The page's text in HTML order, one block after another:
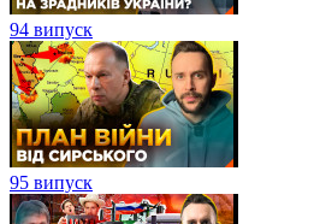
94 випуск
95 випуск